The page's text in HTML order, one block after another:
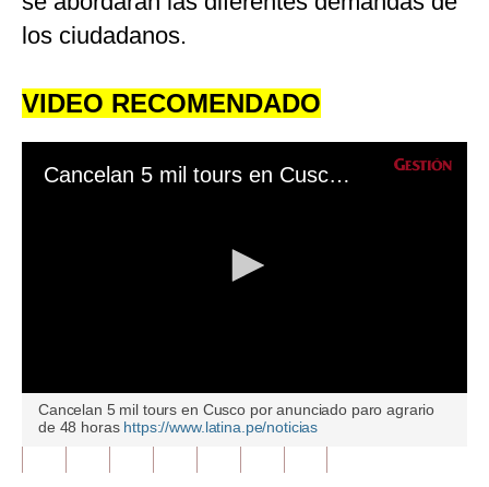
los ciudadanos.
VIDEO RECOMENDADO
Cancelan 5 mil tours en Cusco por anunciado paro agrario de 48 horas
seconds
0
seconds
Cancelan 5 mil tours en Cusco por anunciado paro agrario
de 48 horas https://www.latina.pe/noticias